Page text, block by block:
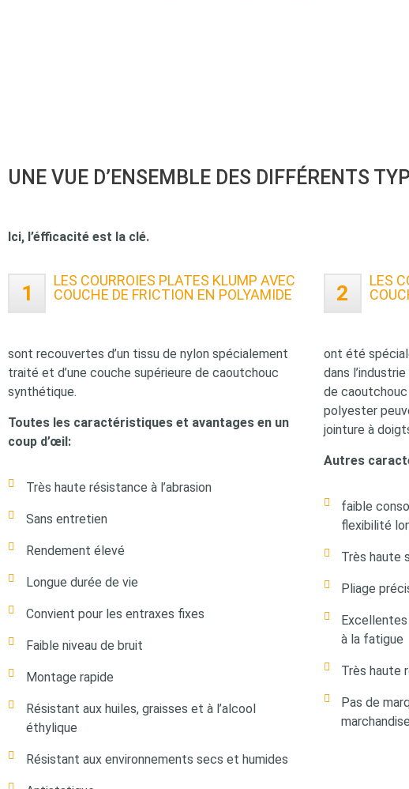
UNE VUE D’ENSEMBLE DES DIFFÉRENTS
Ici, l’éfficacité est la clé.
1
LES COURROIES PLATES KLUMP AVEC
COUCHE DE FRICTION EN POLYAMIDE
sont recouvertes d’un tissu de nylon spécialement
traité et d’une couche supérieure de caoutchouc
synthétique.
Toutes les caractéristiques et avantages en un
coup d’œil:
Très haute résistance à l’abrasion
Sans entretien
Rendement élevé
Longue durée de vie
Convient pour les entraxes fixes
Faible niveau de bruit
Montage rapide
Résistant aux huiles, graisses et à l’alcool
éthylique
Résistant aux environnements secs et humides
2
LES
ont été
dans
de
polyester
jointure à
Autres
faible
flexibilité
Très haute
Pliage
à la fatigue
Très haute
Pas de